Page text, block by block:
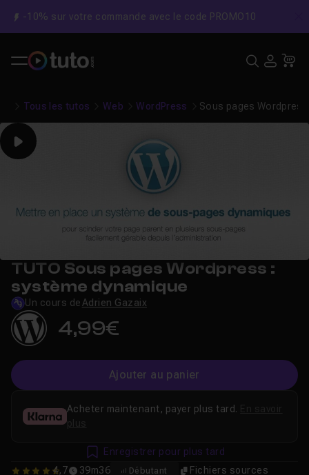
-10% sur votre commande avec le code PROMO10
Tous les tutos Web WordPress Sous pages
Play
TUTO Sous pages Wordpress :
système dynamique
Un cours de Adrien Gazaix
4,99€
Ajouter au panier
4.7 4,7 39m36 Débutant Fichiers sources
Acheter maintenant, payer plus tard.
plus
Enregistrer pour plus tard